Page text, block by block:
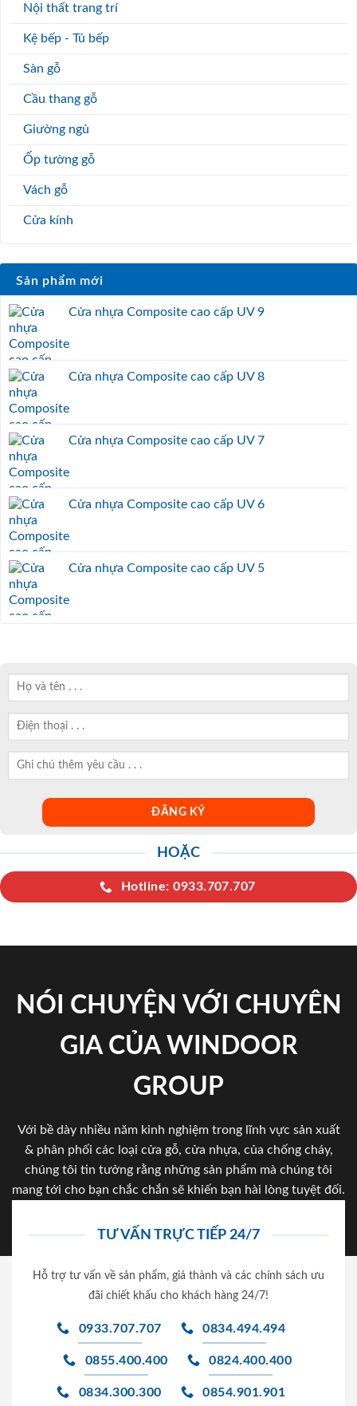
Nội thất trang trí
Kệ bếp - Tủ bếp
Sàn gỗ
Cầu thang gỗ
Giường ngủ
Ốp tường gỗ
Vách gỗ
Cửa kính
Sản phẩm mới
Cửa nhựa Composite cao cấp UV 9
Cửa nhựa Composite cao cấp UV 8
Cửa nhựa Composite cao cấp UV 7
Cửa nhựa Composite cao cấp UV 6
Cửa nhựa Composite cao cấp UV 5
HOẶC
Hotline: 0933.707.707
NÓI CHUYỆN VỚI CHUYÊN
GIA CỦA WINDOOR
GROUP
Với bề dày nhiều năm kinh nghiệm trong lĩnh vực sản xuất
& phân phối các loại cửa gỗ, cửa nhựa, của chống cháy,
chúng tôi tin tưởng rằng những sản phẩm mà chúng tôi
mang tới cho bạn chắc chắn sẽ khiến bạn hài lòng tuyệt đối.
TƯ VẤN TRỰC TIẾP 24/7
Hỗ trợ tư vấn về sản phẩm, giá thành và các chính sách ưu
đãi chiết khấu cho khách hàng 24/7!
0933.707.707 0834.494.494
0855.400.400 0824.400.400
0834.300.300 0854.901.901